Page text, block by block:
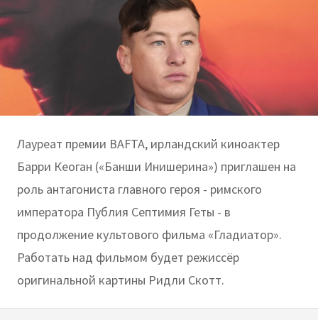
Лауреат премии BAFTA, ирландский киноактер
Барри Кеоган («Банши Инишерина») приглашен на
роль антагониста главного героя - римского
императора Публия Септимия Геты - в
продолжение культового фильма «Гладиатор».
Работать над фильмом будет режиссёр
оригинальной картины Ридли Скотт.